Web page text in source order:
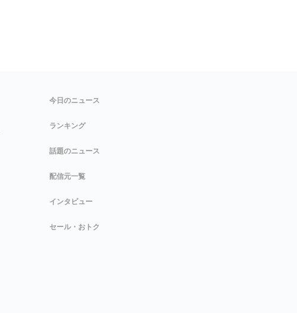
今日のニュース
ランキング
話題のニュース
配信元一覧
インタビュー
セール・おトク